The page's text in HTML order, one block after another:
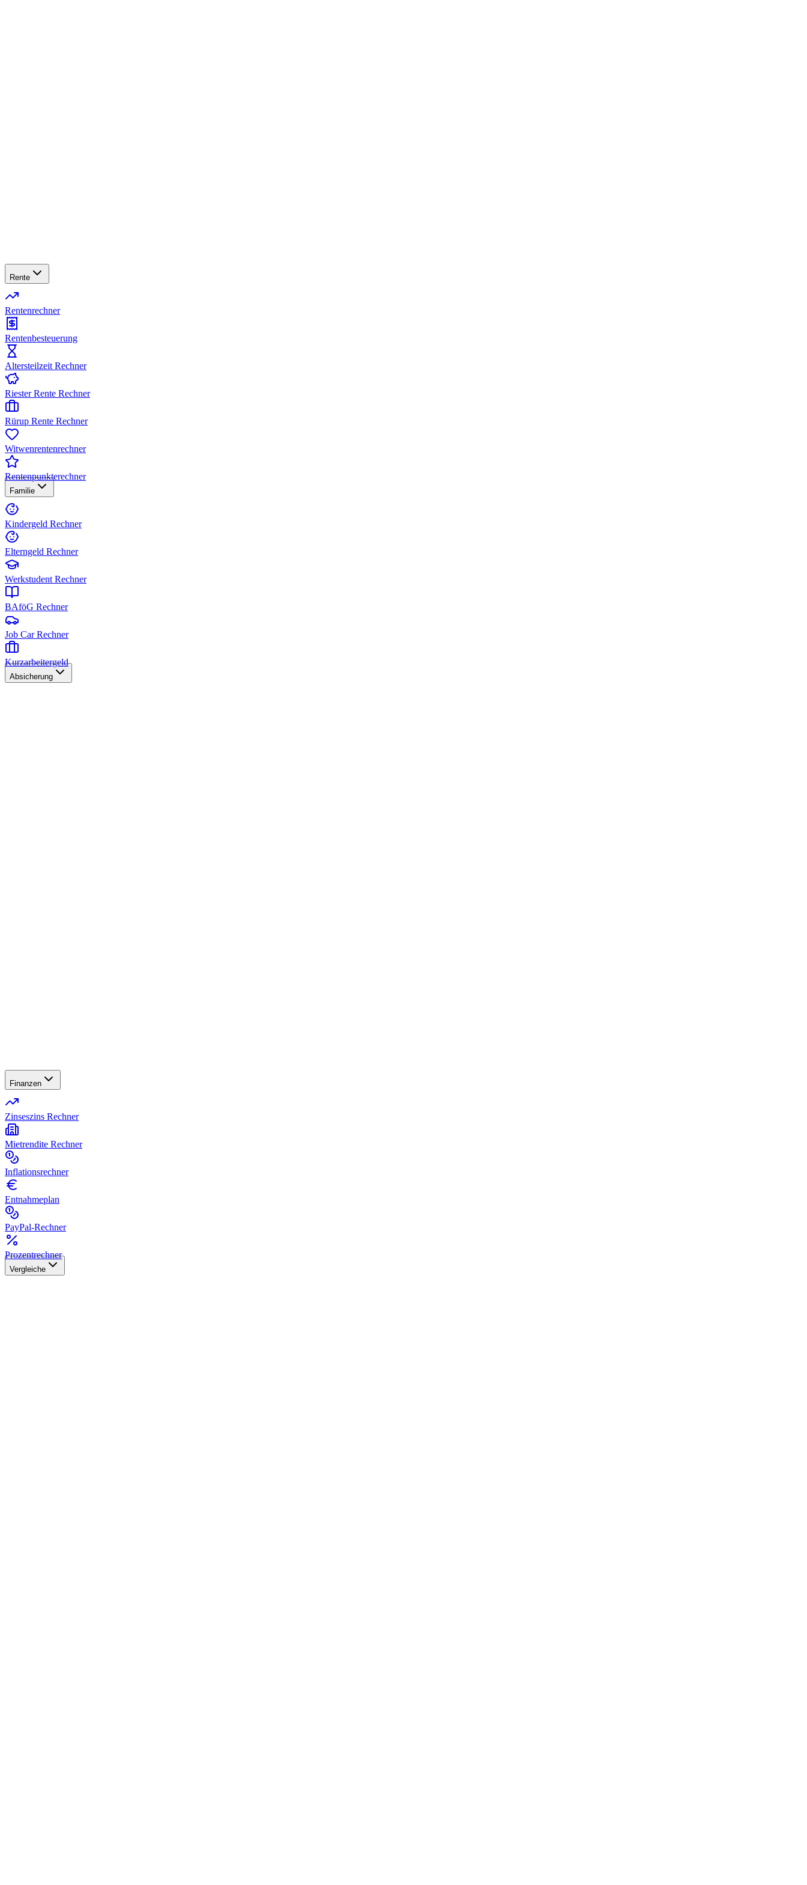
Rente
Rentenrechner
Rentenbesteuerung
Altersteilzeit Rechner
Riester Rente Rechner
Rürup Rente Rechner
Witwenrentenrechner
Rentenpunkterechner
Familie
Kindergeld Rechner
Elterngeld Rechner
Werkstudent Rechner
BAföG Rechner
Job Car Rechner
Kurzarbeitergeld
Absicherung
Finanzen
Zinseszins Rechner
Mietrendite Rechner
Inflationsrechner
Entnahmeplan
PayPal-Rechner
Prozentrechner
Vergleiche